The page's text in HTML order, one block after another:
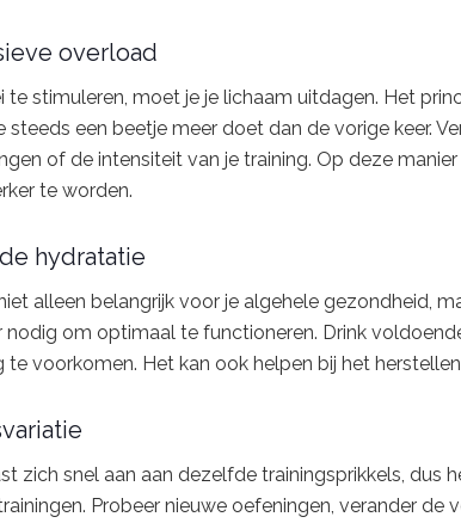
overload
te stimuleren, moet je je lichaam uitdagen. Het
steeds een beetje meer doet dan de vorige keer.
of de intensiteit van je training. Op deze
te worden.
hydratatie
alleen belangrijk voor je algehele gezondheid,
om optimaal te functioneren. Drink
voorkomen. Het kan ook helpen bij het
zich snel aan aan dezelfde trainingsprikkels, dus
Probeer nieuwe oefeningen, verander